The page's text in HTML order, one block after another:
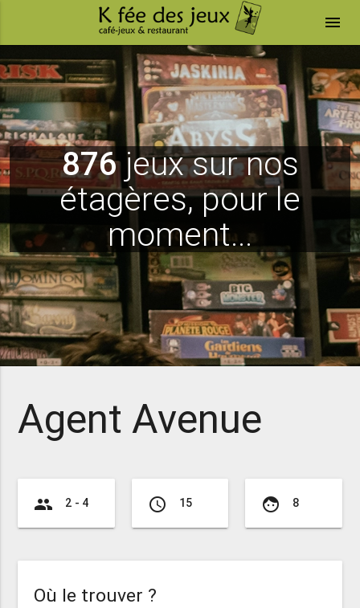
menu
876jeux sur nos
étagères, pour le
moment...
Agent Avenue
group 2 - 4 access_time 15 face 8
Où le trouver ?